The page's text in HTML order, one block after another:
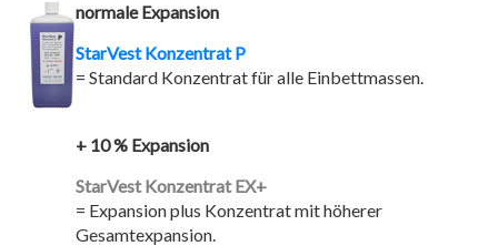
normale Expansion
StarVest Konzentrat P
= Standard Konzentrat für alle Einbettmassen.
+ 10 % Expansion
StarVest Konzentrat EX+
= Expansion plus Konzentrat mit höherer
Gesamtexpansion.